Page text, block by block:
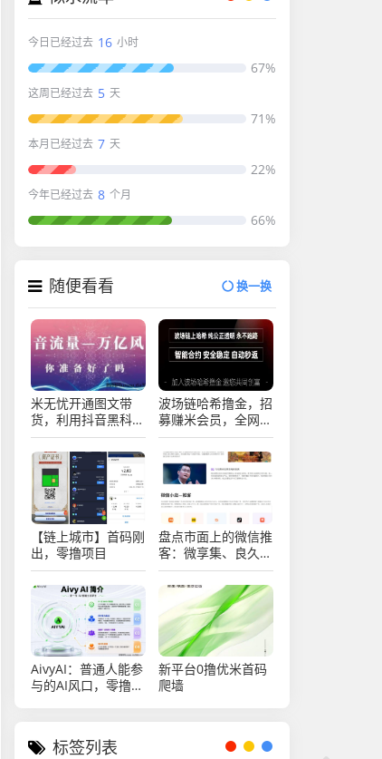
今日已经过去 16 小时
67%
这周已经过去 5 天
71%
本月已经过去 7 天
22%
今年已经过去 8 个月
66%
随便看看 换一换
米无忧开通图文带
货，利用抖音黑科技
商城快速涨粉
1000+，单日变现
2W！
波场链哈希撸金，招
募赚米会员，全网最
高返点，智能合约，
自动秒返！
【链上城市】首码刚
出，零撸项目
盘点市面上的微信推
客：微享集、良久团
购、远方好物、省心
说、九鼎私域、中国
优选几大平台的分析
AivyAI：普通人能参
与的AI风口，零撸
新平台0撸优米首码
爬墙
标签列表